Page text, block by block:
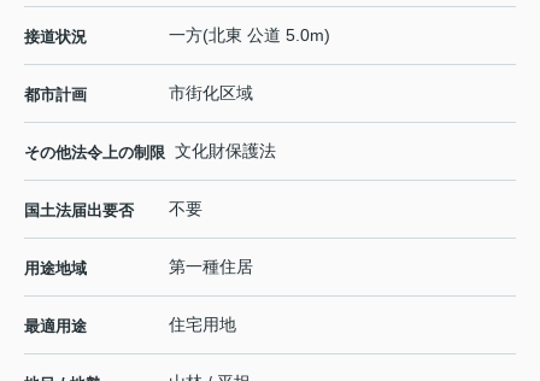
接道状況 一方(北東 公道 5.0m)
都市計画 市街化区域
その他法令上の制限 文化財保護法
国土法届出要否 不要
用途地域 第一種住居
最適用途 住宅用地